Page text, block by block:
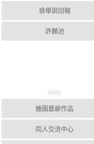
檢舉與回報
許願池
Help
繪圖藝廊作品
同人交流中心